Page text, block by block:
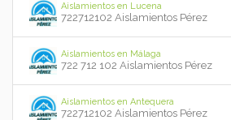
Aislamientos en Lucena
722712102 Aislamientos Pérez
Aislamientos en Málaga
722 712 102 Aislamientos Pérez
Aislamientos en Antequera
722712102 Aislamientos Pérez